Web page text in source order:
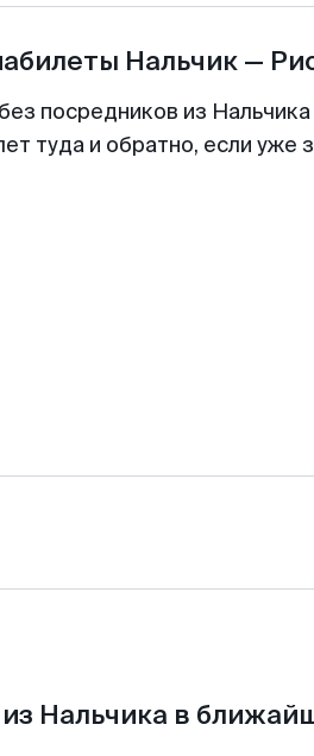
Нальчик—
посредников из
туда и обратно, если уже
Нальчика в